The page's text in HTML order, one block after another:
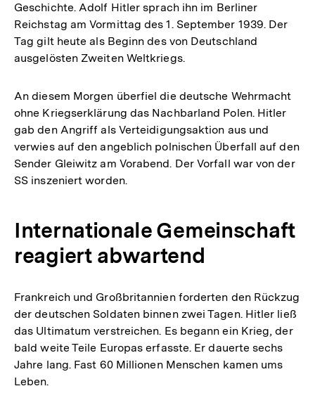
Geschichte. Adolf Hitler sprach ihn im Berliner
Reichstag am Vormittag des 1. September 1939. Der
Tag gilt heute als Beginn des von Deutschland
ausgelösten Zweiten Weltkriegs.
An diesem Morgen überfiel die deutsche Wehrmacht
ohne Kriegserklärung das Nachbarland Polen. Hitler
gab den Angriff als Verteidigungsaktion aus und
verwies auf den angeblich polnischen Überfall auf den
Sender Gleiwitz am Vorabend. Der Vorfall war von der
SS inszeniert worden.
Internationale Gemeinschaft
reagiert abwartend
Frankreich und Großbritannien forderten den Rückzug
der deutschen Soldaten binnen zwei Tagen. Hitler ließ
das Ultimatum verstreichen. Es begann ein Krieg, der
bald weite Teile Europas erfasste. Er dauerte sechs
Jahre lang. Fast 60 Millionen Menschen kamen ums
Leben.